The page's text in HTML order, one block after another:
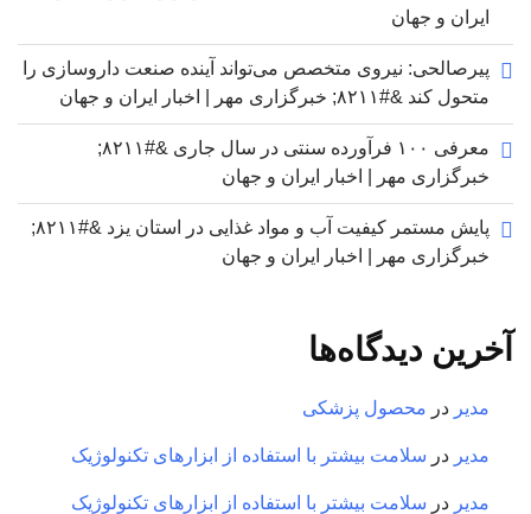
ایران و جهان
پیرصالحی: نیروی متخصص می‌تواند آینده صنعت داروسازی را
متحول کند &#۸۲۱۱; خبرگزاری مهر | اخبار ایران و جهان
معرفی ۱۰۰ فرآورده سنتی در سال جاری &#۸۲۱۱;
خبرگزاری مهر | اخبار ایران و جهان
پایش مستمر کیفیت آب و مواد غذایی در استان یزد &#۸۲۱۱;
خبرگزاری مهر | اخبار ایران و جهان
آخرین دیدگاه‌ها
مدیر در محصول پزشکی
مدیر در سلامت بیشتر با استفاده از ابزارهای تکنولوژیک
مدیر در سلامت بیشتر با استفاده از ابزارهای تکنولوژیک